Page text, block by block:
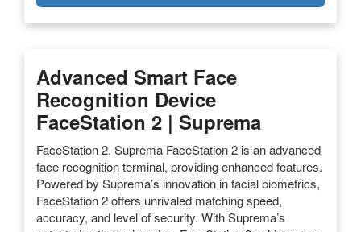
Advanced Smart Face
Recognition Device
FaceStation 2 | Suprema
FaceStation 2. Suprema FaceStation 2 is an advanced
face recognition terminal, providing enhanced features.
Powered by Suprema’s innovation in facial biometrics,
FaceStation 2 offers unrivaled matching speed,
accuracy, and level of security. With Suprema’s